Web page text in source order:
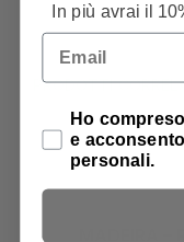
PRODOTTI
In più avrai il
Email
Privacy Policy
Ho
e
personali.